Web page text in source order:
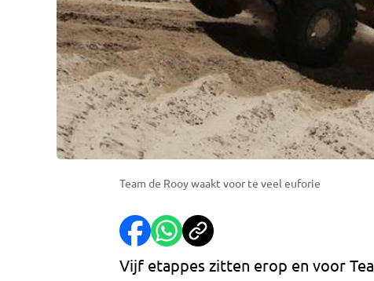
Team de Rooy waakt voor te veel euforie
Vijf etappes zitten erop en voor